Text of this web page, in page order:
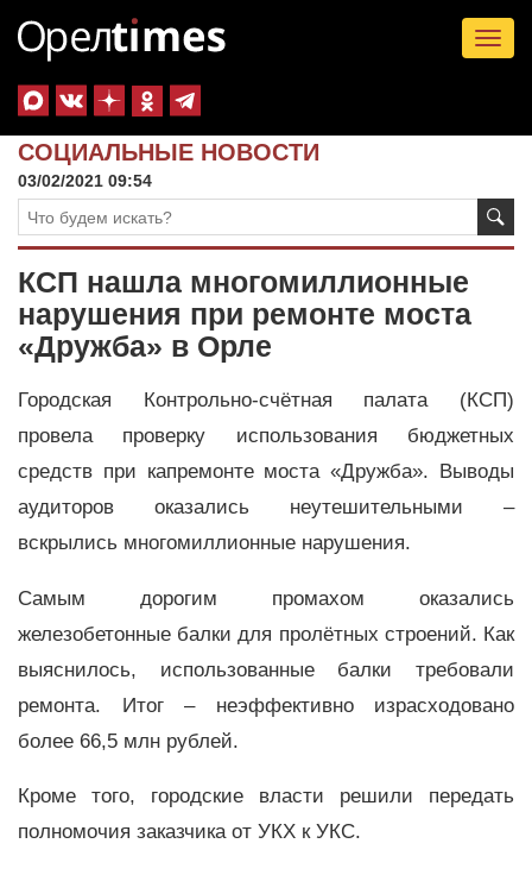
СОЦИАЛЬНЫЕ НОВОСТИ
03/02/2021 09:54
КСП нашла многомиллионные
нарушения при ремонте моста
«Дружба» в Орле
Городская Контрольно-счётная палата (КСП)
провела проверку использования бюджетных
средств при капремонте моста «Дружба». Выводы
аудиторов оказались неутешительными –
вскрылись многомиллионные нарушения.
Самым дорогим промахом оказались
железобетонные балки для пролётных строений. Как
выяснилось, использованные балки требовали
ремонта. Итог – неэффективно израсходовано
более 66,5 млн рублей.
Кроме того, городские власти решили передать
полномочия заказчика от УКХ к УКС.